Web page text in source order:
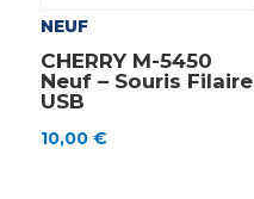
NEUF
CHERRY M-5450
Neuf – Souris Filaire
USB
10,00 €